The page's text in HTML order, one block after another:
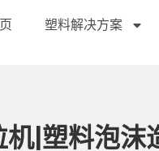
塑料解决方案
机|塑料泡沫